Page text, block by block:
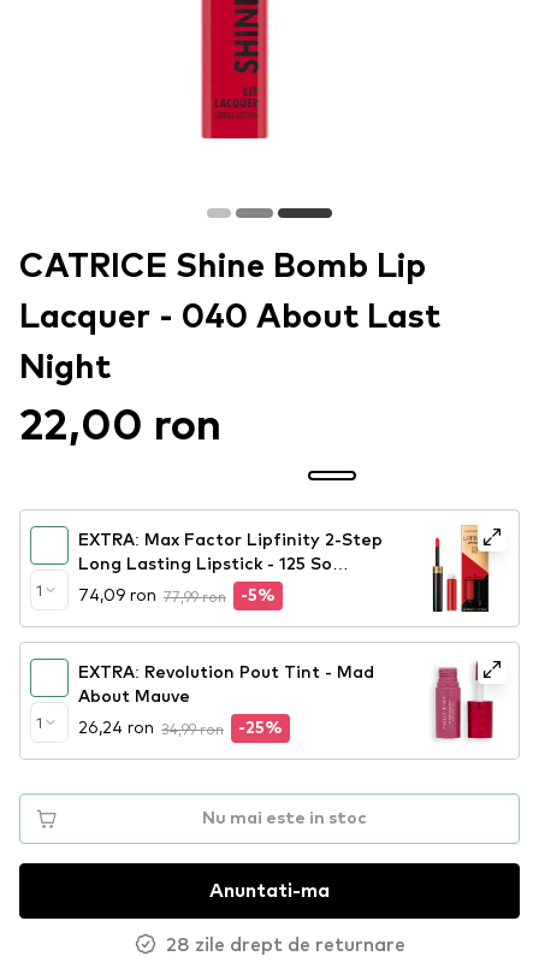
CATRICE Shine Bomb Lip
Lacquer - 040 About Last
Night
22,00 ron
1
EXTRA: Max Factor Lipfinity 2-Step
Long Lasting Lipstick - 125 So
Glamoruous
74,09 ron 77,99 ron -5%
1
EXTRA: Revolution Pout Tint - Mad
About Mauve
26,24 ron 34,99 ron -25%
Nu mai este in stoc
Anuntati-ma
28 zile drept de returnare